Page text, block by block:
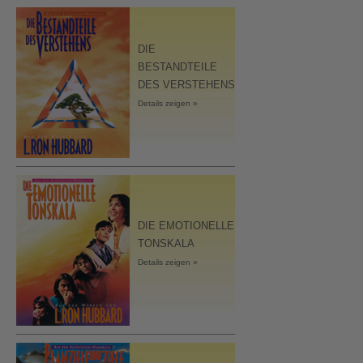
DIE
BESTANDTEILE
DES VERSTEHENS
Details zeigen »
DIE EMOTIONELLE
TONSKALA
Details zeigen »